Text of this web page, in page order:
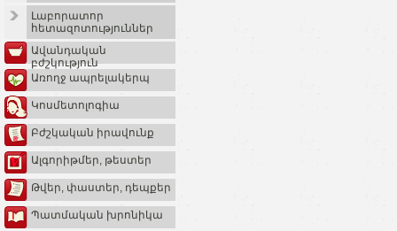
Լաբորատոր
հետազոտություններ
Ավանդական
բժշկություն
Առողջ ապրելակերպ
Կոսմետոլոգիա
Բժշկական իրավունք
Ալգորիթմեր, թեստեր
Թվեր, փաստեր, դեպքեր
Պատմական խրոնիկա